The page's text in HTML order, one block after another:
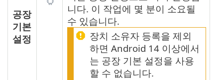
공장
기본
설정
니다. 이 작업에 몇 분이 소요될
수 있습니다.
장치 소유자 등록을 제외
하면 Android 14 이상에서
는 공장 기본 설정을 사용
할 수 없습니다.